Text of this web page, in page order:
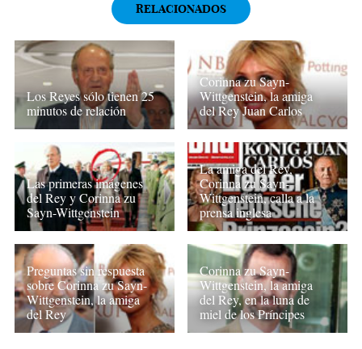
RELACIONADOS
Los Reyes sólo tienen 25
minutos de relación
Corinna zu Sayn-
Wittgenstein, la amiga
del Rey Juan Carlos
Las primeras imágenes
del Rey y Corinna zu
Sayn-Wittgenstein
La amiga del Rey,
Corinna zu Sayn-
Wittgenstein, calla a la
prensa inglesa
Preguntas sin respuesta
sobre Corinna zu Sayn-
Wittgenstein, la amiga
del Rey
Corinna zu Sayn-
Wittgenstein, la amiga
del Rey, en la luna de
miel de los Príncipes